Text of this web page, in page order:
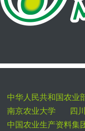
中华人民共和国农业
南京农业大学
四
中国农业生产资料集